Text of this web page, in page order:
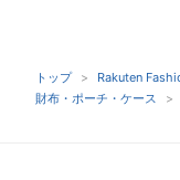
トップ Rakuten
財布・ポーチ・ケース